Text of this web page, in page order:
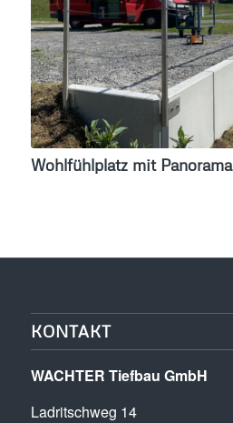
Wohlfühlplatz mit Panorama
KONTAKT
WACHTER Tiefbau GmbH
Ladritschweg 14